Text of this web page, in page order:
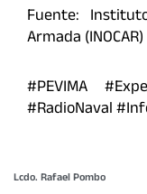
Fuente:
Armada (INOCAR)
#PEVIMA
#RadioNaval
Lcdo. Rafael Pombo